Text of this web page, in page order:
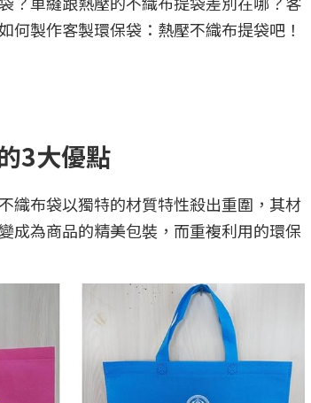
製作客製環保袋：熱壓不織布提袋吧！
3大優點
織布袋以獨特的材質特性殺出重圍，其材
成為商品的精美包裝，而重複利用的環保